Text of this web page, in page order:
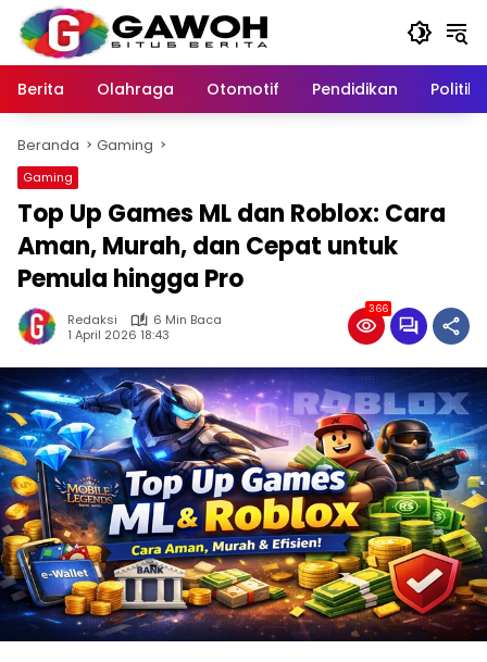
Langsung
konten
Berita
Olahraga Otomotif Pendidikan Politik
Beranda Gaming
Gaming
Top Up Games ML dan Roblox: Cara
Aman, Murah, dan Cepat untuk
Pemula hingga Pro
Redaksi
6 Min Baca
1 April 2026 18:43
366